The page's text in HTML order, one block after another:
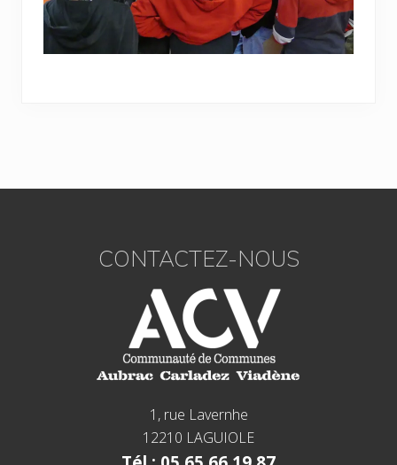
CONTACTEZ-NOUS
1, rue Lavernhe
12210 LAGUIOLE